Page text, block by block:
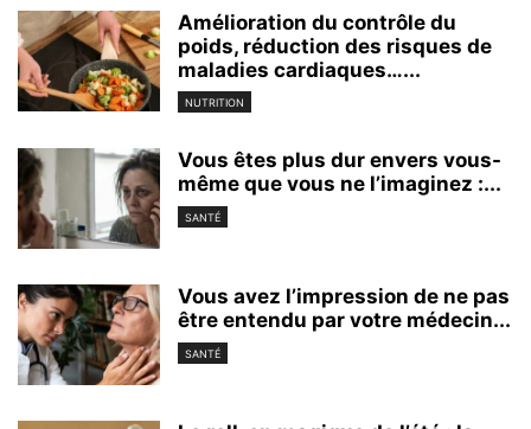
Amélioration du contrôle du
poids, réduction des risques de
maladies cardiaques…...
NUTRITION
Vous êtes plus dur envers vous-
même que vous ne l’imaginez :...
SANTÉ
Vous avez l’impression de ne pas
être entendu par votre médecin...
SANTÉ